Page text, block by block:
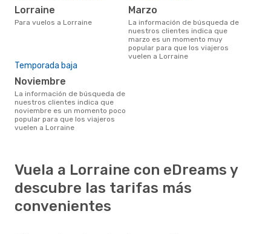
Lorraine
Para vuelos a Lorraine
marzo
La información de búsqueda de
nuestros clientes indica que
marzo es un momento muy
popular para que los viajeros
vuelen a Lorraine
Temporada baja
noviembre
La información de búsqueda de
nuestros clientes indica que
noviembre es un momento poco
popular para que los viajeros
vuelen a Lorraine
Vuela a Lorraine con eDreams y
descubre las tarifas más
convenientes